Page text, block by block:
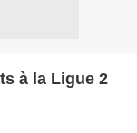
à la Ligue 2